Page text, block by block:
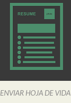
ENVIAR HOJA DE VIDA